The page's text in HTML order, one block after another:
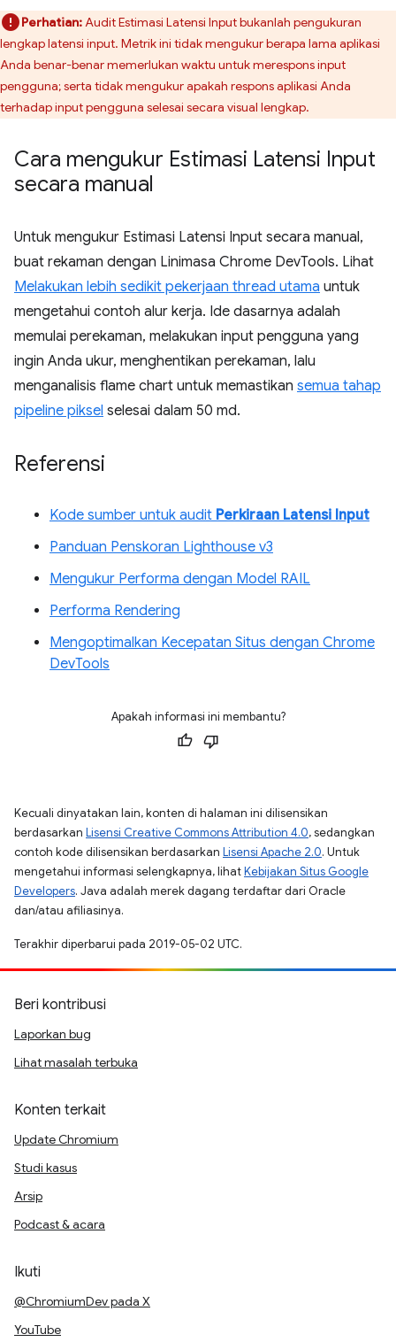
Perhatian:Audit Estimasi Latensi Input bukanlah pengukuran
lengkap latensi input. Metrik ini tidak mengukur berapa lama aplikasi
Anda benar-benar memerlukan waktu untuk merespons input
pengguna; serta tidak mengukur apakah respons aplikasi Anda
terhadap input pengguna selesai secara visual lengkap.
Cara mengukur Estimasi Latensi Input
secara manual
Untuk mengukur Estimasi Latensi Input secara manual,
buat rekaman dengan Linimasa Chrome DevTools. Lihat
Melakukan lebih sedikit pekerjaan thread utama untuk
mengetahui contoh alur kerja. Ide dasarnya adalah
memulai perekaman, melakukan input pengguna yang
ingin Anda ukur, menghentikan perekaman, lalu
menganalisis flame chart untuk memastikan semua tahap
pipeline piksel selesai dalam 50 md.
Referensi
Kode sumber untuk audit Perkiraan Latensi Input
Panduan Penskoran Lighthouse v3
Mengukur Performa dengan Model RAIL
Performa Rendering
Mengoptimalkan Kecepatan Situs dengan Chrome
DevTools
Apakah informasi ini membantu?
Kecuali dinyatakan lain, konten di halaman ini dilisensikan
berdasarkan Lisensi Creative Commons Attribution 4.0, sedangkan
contoh kode dilisensikan berdasarkan Lisensi Apache 2.0. Untuk
mengetahui informasi selengkapnya, lihatKebijakan Situs Google
Developers. Java adalah merek dagang terdaftar dari Oracle
dan/atau afiliasinya.
Terakhir diperbarui pada 2019-05-02 UTC.
Beri kontribusi
Laporkan bug
Lihat masalah terbuka
Konten terkait
Update Chromium
Studi kasus
Arsip
Podcast & acara
Ikuti
@ChromiumDev pada X
YouTube